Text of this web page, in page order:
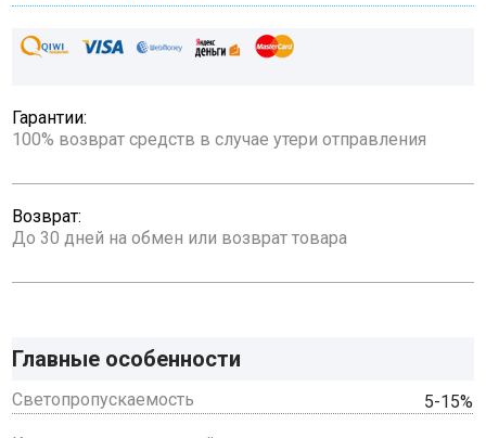
Гарантии:
100% возврат средств в случае утери отправления
Возврат:
До 30 дней на обмен или возврат товара
Главные особенности
Светопропускаемость 5-15%